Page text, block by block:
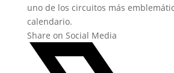
uno de los circuitos más
calendario.
Share on Social Media